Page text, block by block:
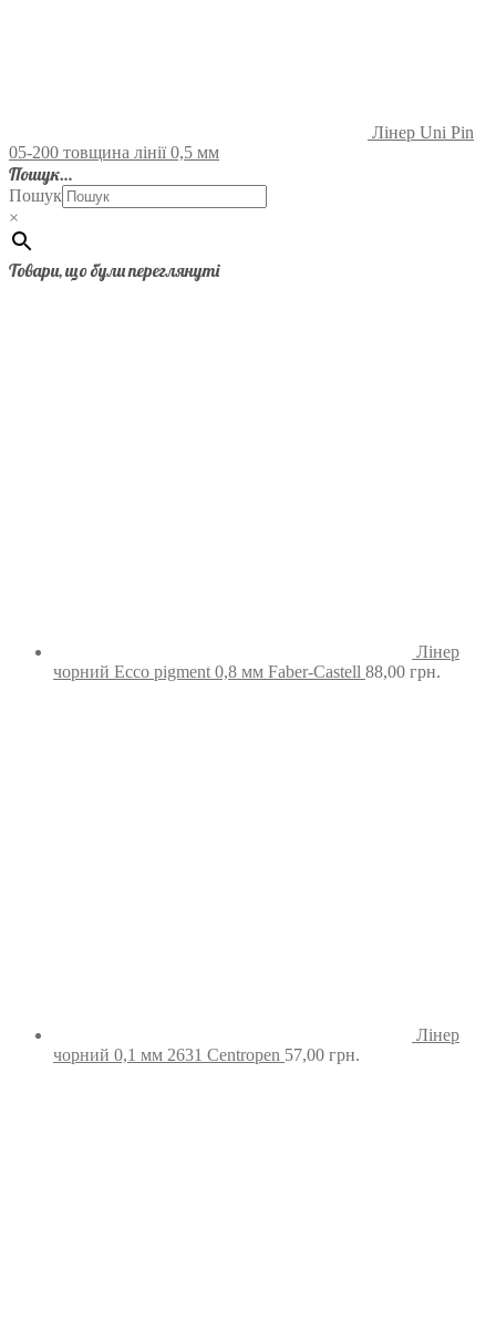
Лінер Uni Pin
05-200 товщина лінії 0,5 мм
Пошук…
Пошук
×
Товари, що були переглянуті
Лінер
чорний Ecco pigment 0,8 мм Faber-Castell 88,00 грн.
Лінер
чорний 0,1 мм 2631 Centropen 57,00 грн.